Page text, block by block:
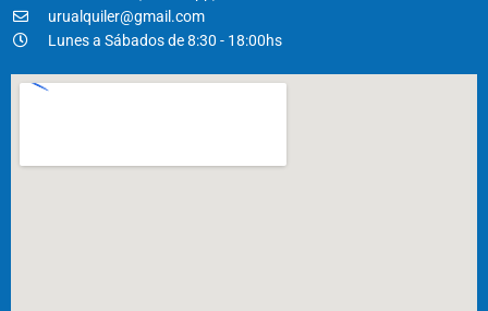
urualquiler@gmail.com
Lunes a Sábados de 8:30 - 18:00hs